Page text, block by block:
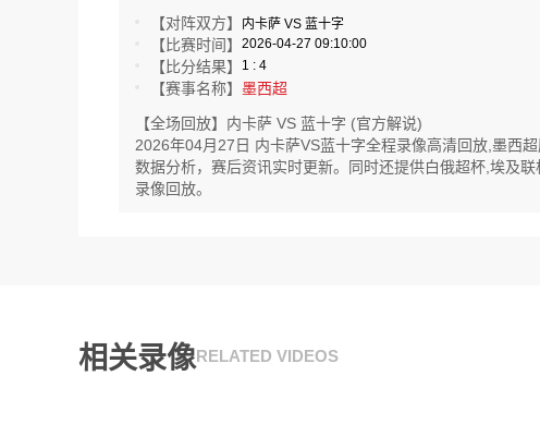
【对阵双方】 内卡萨 VS 蓝十字
【比赛时间】 2026-04-27 09:10:00
【比分结果】 1 : 4
【赛事名称】 墨西超
【全场回放】内卡萨 VS 蓝十字 (官方解说)
2026年04月27日 内卡萨VS蓝十字全程录像高清回放,墨西
数据分析，赛后资讯实时更新。同时还提供白俄超杯,埃及
录像回放。
相关录像RELATED VIDEOS